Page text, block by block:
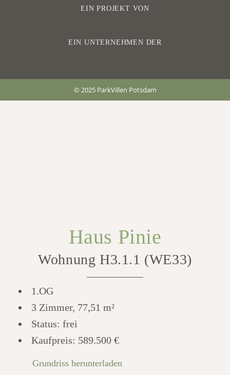
EIN PROJEKT VON
EIN UNTERNEHMEN DER
© 2025 ParkVillen Potsdam
Haus Pinie
Wohnung H3.1.1 (WE33)
1.OG
3 Zimmer, 77,51 m²
Status: frei
Kaufpreis: 589.500 €
Grundriss herunterladen